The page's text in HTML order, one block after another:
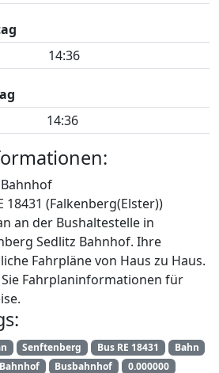
14:36
14:36
18431 (Falkenberg(Elster))
an der Bushaltestelle in
Sedlitz Bahnhof. Ihre
Fahrpläne von Haus zu Haus.
Sie Fahrplaninformationen für
Senftenberg Bus RE 18431
Bahn
Busbahnhof 0.000000